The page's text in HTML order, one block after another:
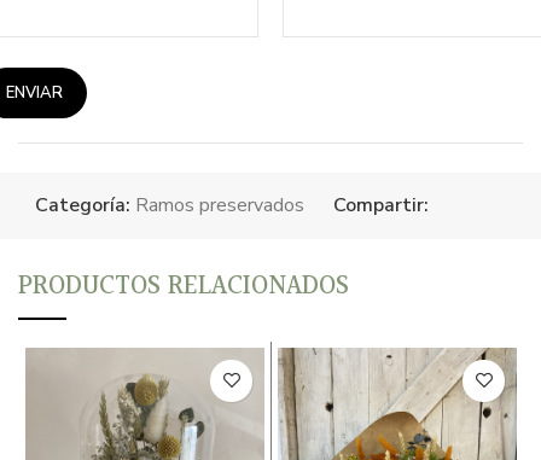
Categoría: Ramos preservados Compartir:
PRODUCTOS RELACIONADOS